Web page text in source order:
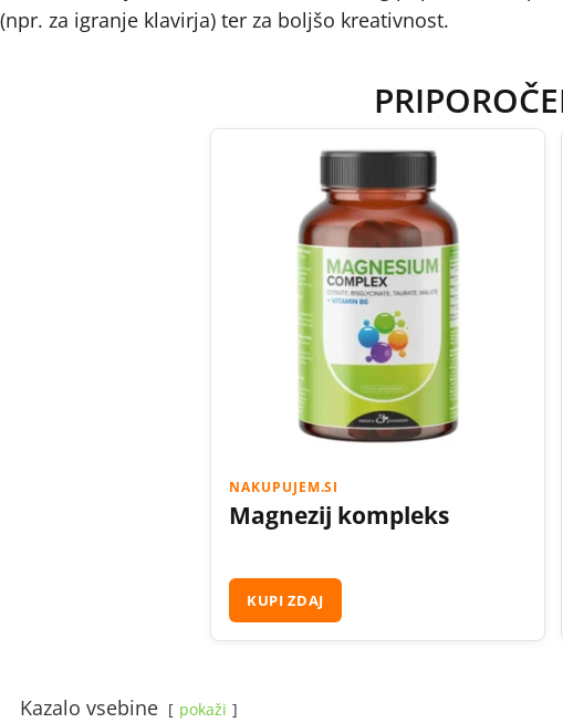
(npr. za igranje klavirja) ter za boljšo kreativnost.
NAKUPUJEM.SI
Magnezij kompleks
KUPI ZDAJ
Kazalo vsebine pokaži